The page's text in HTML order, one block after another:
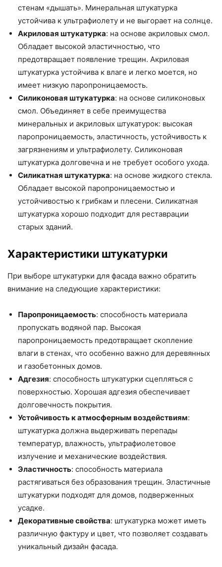
стенам «дышать». Минеральная штукатурка
устойчива к ультрафиолету и не выгорает на солнце.
Акриловая штукатурка: на основе акриловых смол.
Обладает высокой эластичностью, что
предотвращает появление трещин. Акриловая
штукатурка устойчива к влаге и легко моется, но
имеет низкую паропроницаемость.
Силиконовая штукатурка: на основе силиконовых
смол. Объединяет в себе преимущества
минеральных и акриловых штукатурок: высокая
паропроницаемость, эластичность, устойчивость к
загрязнениям и ультрафиолету. Силиконовая
штукатурка долговечна и не требует особого ухода.
Силикатная штукатурка: на основе жидкого стекла.
Обладает высокой паропроницаемостью и
устойчивостью к грибкам и плесени. Силикатная
штукатурка хорошо подходит для реставрации
старых зданий.
Характеристики штукатурки
При выборе штукатурки для фасада важно обратить
внимание на следующие характеристики:
Паропроницаемость: способность материала
пропускать водяной пар. Высокая
паропроницаемость предотвращает скопление
влаги в стенах, что особенно важно для деревянных
и газобетонных домов.
Адгезия: способность штукатурки сцепляться с
поверхностью. Хорошая адгезия обеспечивает
долговечность покрытия.
Устойчивость к атмосферным воздействиям:
штукатурка должна выдерживать перепады
температур, влажность, ультрафиолетовое
излучение и механические воздействия.
Эластичность: способность материала
растягиваться без образования трещин. Эластичные
штукатурки подходят для домов, подверженных
усадке.
Декоративные свойства: штукатурка может иметь
различную фактуру и цвет, что позволяет создавать
уникальный дизайн фасада.